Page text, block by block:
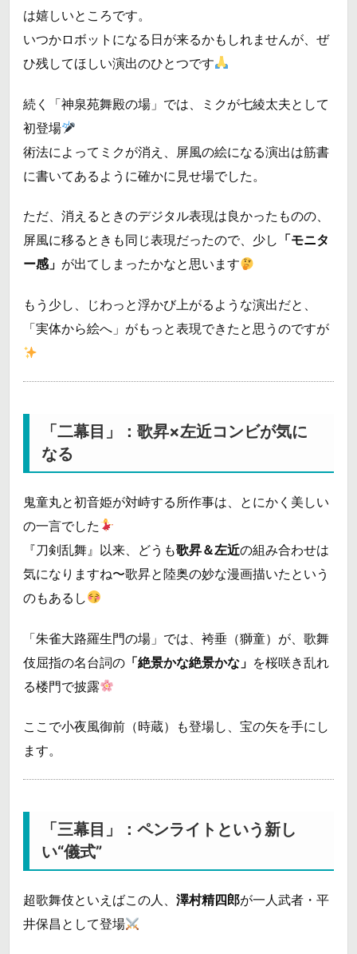
は嬉しいところです。
いつかロボットになる日が来るかもしれませんが、ぜ
ひ残してほしい演出のひとつです
続く「神泉苑舞殿の場」では、ミクが七綾太夫として
初登場
術法によってミクが消え、屏風の絵になる演出は筋書
に書いてあるように確かに見せ場でした。
ただ、消えるときのデジタル表現は良かったものの、
屏風に移るときも同じ表現だったので、少し 「モニタ
ー感」 が出てしまったかなと思います
もう少し、じわっと浮かび上がるような演出だと、
「実体から絵へ」がもっと表現できたと思うのですが
「二幕目」：歌昇×左近コンビが気に
なる
鬼童丸と初音姫が対峙する所作事は、とにかく美しい
の一言でした
『刀剣乱舞』以来、どうも歌昇＆左近の組み合わせは
気になりますね〜歌昇と陸奥の妙な漫画描いたという
のもあるし
「朱雀大路羅生門の場」では、袴垂（獅童）が、歌舞
伎屈指の名台詞の 「絶景かな絶景かな」 を桜咲き乱れ
る楼門で披露
ここで小夜風御前（時蔵）も登場し、宝の矢を手にし
ます。
「三幕目」：ペンライトという新し
い“儀式”
超歌舞伎といえばこの人、 澤村精四郎が一人武者・平
井保昌として登場